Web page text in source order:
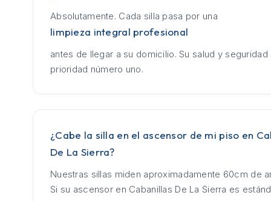
Absolutamente. Cada silla pasa por una
limpieza integral profesional
antes de llegar a su domicilio. Su salud y seguridad
prioridad número uno.
¿Cabe la silla en el ascensor de mi piso en
De La Sierra?
Nuestras sillas miden aproximadamente 60cm de
Si su ascensor en Cabanillas De La Sierra es